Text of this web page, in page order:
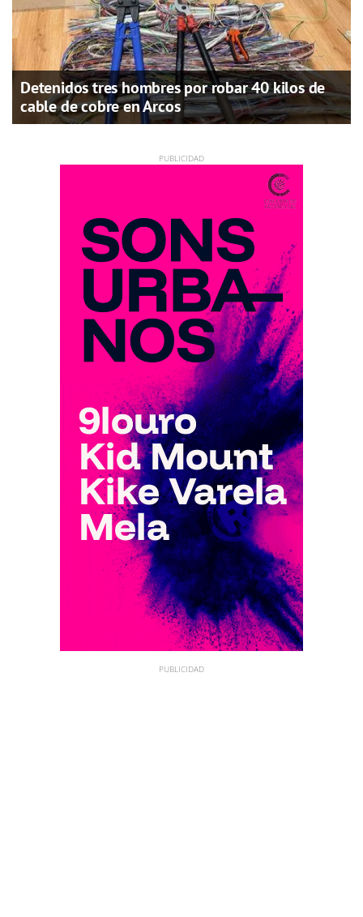
Detenidos tres hombres por robar 40 kilos de
cable de cobre en Arcos